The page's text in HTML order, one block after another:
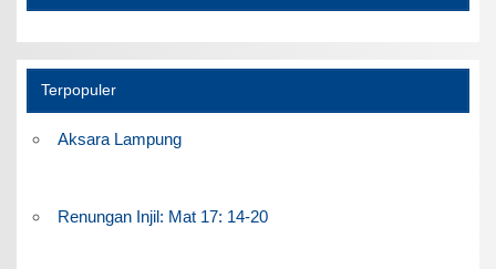
Terpopuler
Aksara Lampung
Renungan Injil: Mat 17: 14-20